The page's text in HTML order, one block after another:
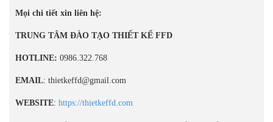
Mọi chi tiết xin liên hệ:
TRUNG TÂM ĐÀO TẠO THIẾT KẾ FFD
HOTLINE: 0986.322.768
EMAIL: thietkeffd@gmail.com
WEBSITE: https://thietkeffd.com